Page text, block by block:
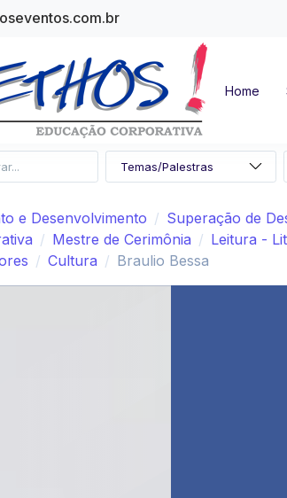
Home
e Desenvolvimento Superação de
Mestre de Cerimônia Leitura -
Cultura Braulio Bessa